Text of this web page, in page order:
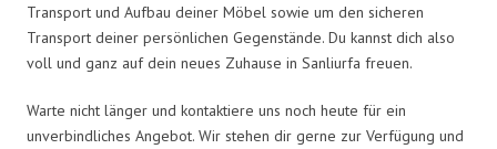
Transport und Aufbau deiner Möbel sowie um den sicheren
Transport deiner persönlichen Gegenstände. Du kannst dich also
voll und ganz auf dein neues Zuhause in Sanliurfa freuen.
Warte nicht länger und kontaktiere uns noch heute für ein
unverbindliches Angebot. Wir stehen dir gerne zur Verfügung und